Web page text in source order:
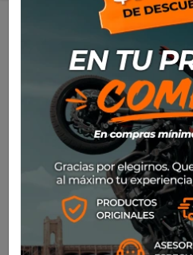
Productos Cascos
Verniciatura 341